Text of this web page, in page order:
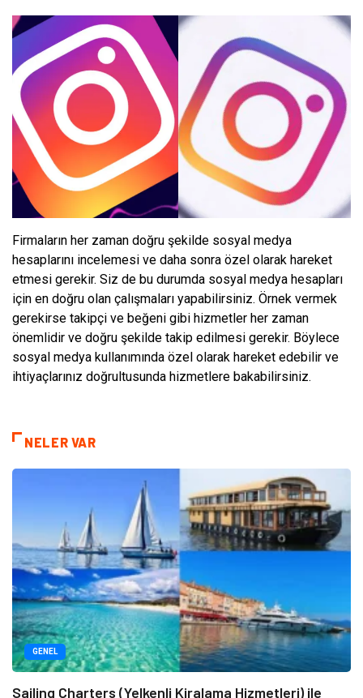
Firmaların her zaman doğru şekilde sosyal medya
hesaplarını incelemesi ve daha sonra özel olarak hareket
etmesi gerekir. Siz de bu durumda sosyal medya hesapları
için en doğru olan çalışmaları yapabilirsiniz. Örnek vermek
gerekirse takipçi ve beğeni gibi hizmetler her zaman
önemlidir ve doğru şekilde takip edilmesi gerekir. Böylece
sosyal medya kullanımında özel olarak hareket edebilir ve
ihtiyaçlarınız doğrultusunda hizmetlere bakabilirsiniz.
NELER VAR
GENEL
Sailing Charters (Yelkenli Kiralama Hizmetleri) ile